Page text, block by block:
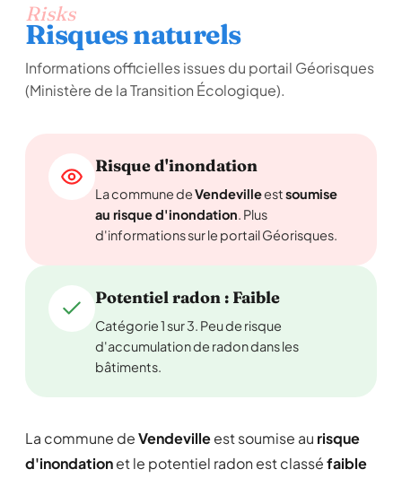
Risks
Risques naturels
Informations officielles issues du portail Géorisques
(Ministère de la Transition Écologique).
Risque d'inondation
La commune deVendevilleestsoumise
au risque d'inondation. Plus
d'informations sur le portail Géorisques.
Potentiel radon : Faible
Catégorie 1 sur 3. Peu de risque
d'accumulation de radon dans les
bâtiments.
La commune deVendevilleest soumise au risque
d'inondationet le potentiel radon est classéfaible